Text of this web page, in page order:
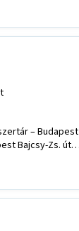
–
Bajcsy-Zs. út